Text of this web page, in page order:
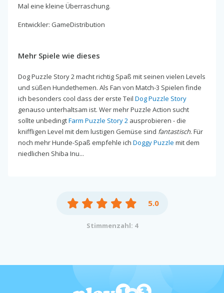
Mal eine kleine Überraschung.
Entwickler: GameDistribution
Mehr Spiele wie dieses
Dog Puzzle Story 2 macht richtig Spaß mit seinen vielen Levels
und süßen Hundethemen. Als Fan von Match-3 Spielen finde
ich besonders cool dass der erste Teil Dog Puzzle Story
genauso unterhaltsam ist. Wer mehr Puzzle Action sucht
sollte unbedingtFarm Puzzle Story 2 ausprobieren - die
kniffligen Level mit dem lustigen Gemüse sind fantastisch. Für
noch mehr Hunde-Spaß empfehle ich Doggy Puzzle mit dem
niedlichen Shiba Inu...
5.0
Stimmenzahl: 4